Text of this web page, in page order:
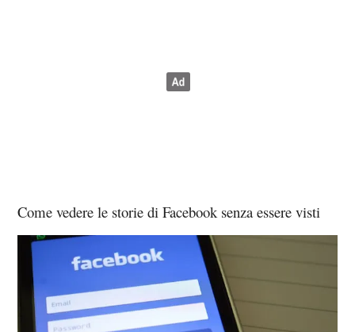
Come vedere le storie di Facebook senza essere visti